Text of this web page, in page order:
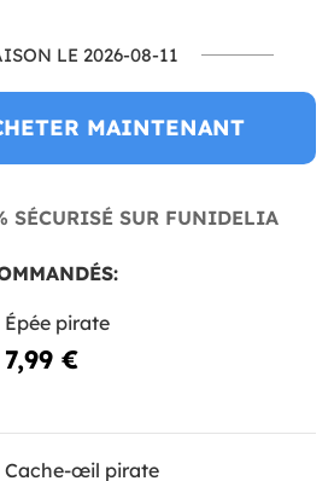
LE 2026-08-11
MAINTENANT
SÉCURISÉ SUR FUNIDELIA
Épée pirate
7,99 €
Cache-œil pirate